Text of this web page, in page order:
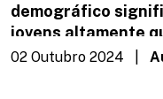
demográfico
jovens altamente
oportunidades no
02 Outubro 2024 |